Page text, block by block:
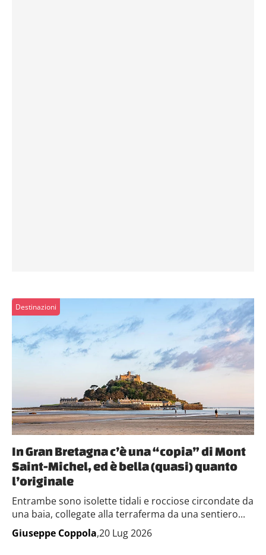
Destinazioni
In Gran Bretagna c’è una “copia” di Mont
Saint-Michel, ed è bella (quasi) quanto
l’originale
Entrambe sono isolette tidali e rocciose circondate da
una baia, collegate alla terraferma da una sentiero...
Giuseppe Coppola,20 Lug 2026